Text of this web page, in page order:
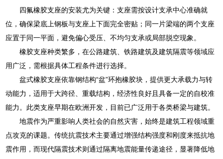
四氟橡胶支座的安装尤为关键：支座需按设计支承中心准确就
位，确保梁底上钢板与支座上下面完全密贴；同一片梁端的两个支座
应置于同一平面，避免偏心受压、不均匀支承或局部脱空现象。
橡胶支座种类繁多，在公路建筑、铁路建筑及建筑隔震等领域应
用广泛，需根据具体工程条件进行选择。
盆式橡胶支座依靠钢结构“盆”环抱橡胶块，提供更大承载力与转
动能力，适用于大跨径、重载结构，经济性良好且具备一定的自校准
能力。此类支座早期在欧洲开发，目前已广泛用于各类桥梁与建筑。
地震作为严重影响人类社会的自然灾害，始终是建筑工程领域重
点攻克的课题。传统抗震技术主要通过增强结构强度和刚度来抵抗地
震作用，而现代隔震技术则通过隔离地震能量传递途径，显著降低地